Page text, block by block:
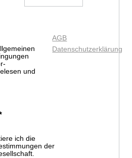
und
AGB
Datenschutzerklärung
ich die
der